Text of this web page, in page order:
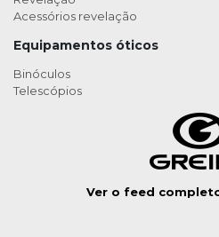
Acessórios revelação
Equipamentos óticos
Binóculos
Telescópios
Ver o feed